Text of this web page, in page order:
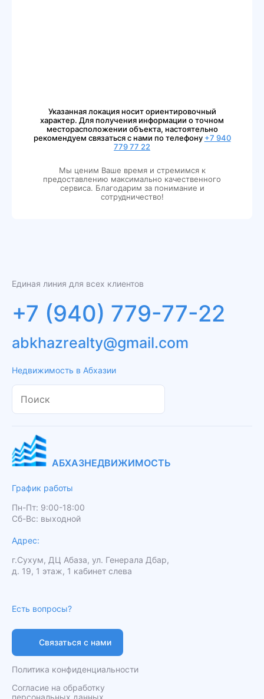
Указанная локация носит ориентировочный
характер. Для получения информации о точном
месторасположении объекта, настоятельно
рекомендуем связаться с нами по телефону +7 940
779 77 22
Мы ценим Ваше время и стремимся к
предоставлению максимально качественного
сервиса. Благодарим за понимание и
сотрудничество!
Единая линия для всех клиентов
+7 (940) 779-77-22
Недвижимость в Абхазии
abkhazrealty@gmail.com
АБХАЗНЕДВИЖИМОСТЬ
График работы
Пн-Пт: 9:00-18:00
Сб-Вс: выходной
Адрес:
г.Сухум, ДЦ Абаза, ул. Генерала Дбар,
д. 19, 1 этаж, 1 кабинет слева
Политика конфиденциальности
Согласие на обработку
Есть вопросы?
Связаться с нами